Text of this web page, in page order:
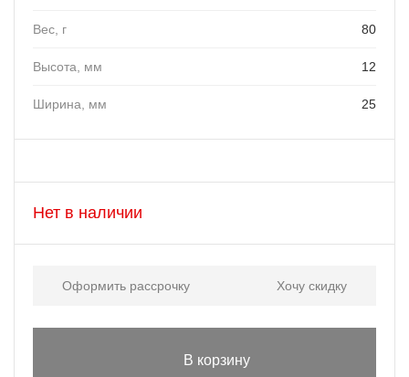
Вес, г 80
Высота, мм 12
Ширина, мм 25
Нет в наличии
Оформить рассрочку Хочу скидку
В корзину